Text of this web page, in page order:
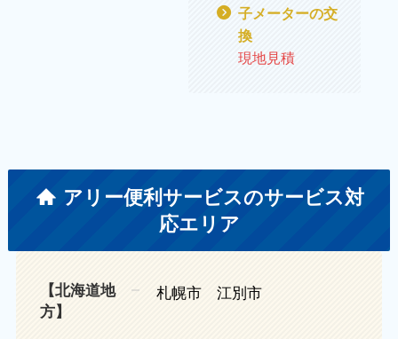
子メーターの交
換
現地見積
アリー便利サービスのサービス対
応エリア
【北海道地
方】
札幌市 江別市